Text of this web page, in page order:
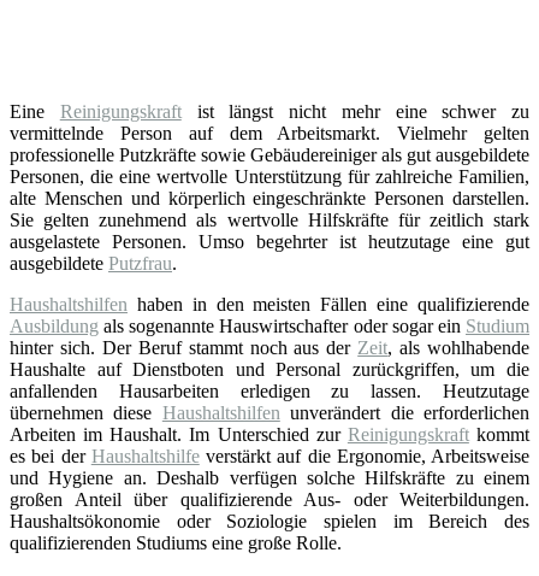
Eine Reinigungskraftist längst nicht mehr eine schwer zu
vermittelnde Person auf dem Arbeitsmarkt. Vielmehr gelten
professionelle Putzkräfte sowie Gebäudereiniger als gut ausgebildete
Personen, die eine wertvolle Unterstützung für zahlreiche Familien,
alte Menschen und körperlich eingeschränkte Personen darstellen.
Sie gelten zunehmend als wertvolle Hilfskräfte für zeitlich stark
ausgelastete Personen. Umso begehrter ist heutzutage eine gut
ausgebildete Putzfrau.
Haushaltshilfen haben in den meisten Fällen eine qualifizierende
Ausbildung als sogenannte Hauswirtschafter oder sogar ein Studium
hinter sich. Der Beruf stammt noch aus der Zeit, als wohlhabende
Haushalte auf Dienstboten und Personal zurückgriffen, um die
anfallenden Hausarbeiten erledigen zu lassen. Heutzutage
übernehmen diese Haushaltshilfen unverändert die erforderlichen
Arbeiten im Haushalt. Im Unterschied zur Reinigungskraftkommt
es bei der Haushaltshilfeverstärkt auf die Ergonomie, Arbeitsweise
und Hygiene an. Deshalb verfügen solche Hilfskräfte zu einem
großen Anteil über qualifizierende Aus- oder Weiterbildungen.
Haushaltsökonomie oder Soziologie spielen im Bereich des
qualifizierenden Studiums eine große Rolle.